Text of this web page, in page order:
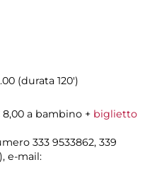
(durata 120')
a bambino + biglietto
333 9533862, 339
e-mail: